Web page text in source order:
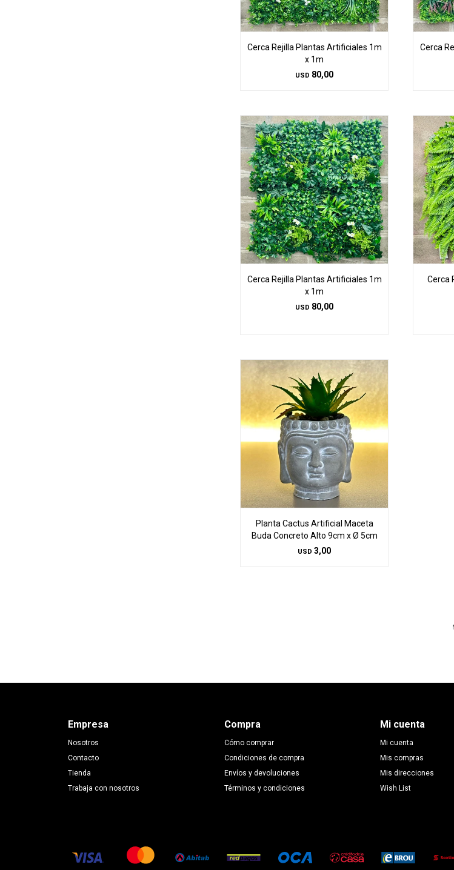
Cerca Rejilla Plantas Artificiales 1m
x 1m
USD 80,00
Cerca
Cerca Rejilla Plantas Artificiales 1m
x 1m
USD 80,00
Cerca
Planta Cactus Artificial Maceta
Buda Concreto Alto 9cm x Ø 5cm
USD 3,00
Empresa
Nosotros
Contacto
Tienda
Trabaja con nosotros
Compra
Cómo comprar
Condiciones de compra
Envíos y devoluciones
Términos y condiciones
Mi cuenta
Mi cuenta
Mis compras
Mis direcciones
Wish List